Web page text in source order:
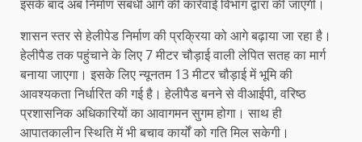
इसके बाद अब निर्माण संबंधी आगे की कार्रवाई विभाग द्वारा की जाएगी।
शासन स्तर से हेलीपेड निर्माण की प्रक्रिया को आगे बढ़ाया जा रहा है।
हेलीपैड तक पहुंचाने के लिए 7 मीटर चौड़ाई वाली लेपित सतह का मार्ग
बनाया जाएगा। इसके लिए न्यूनतम 13 मीटर चौड़ाई में भूमि की
आवश्यकता निर्धारित की गई है। हेलीपैड बनने से वीआईपी, वरिष्ठ
प्रशासनिक अधिकारियों का आवागमन सुगम होगा। साथ ही
आपातकालीन स्थिति में भी बचाव कार्यों को गति मिल सकेगी।